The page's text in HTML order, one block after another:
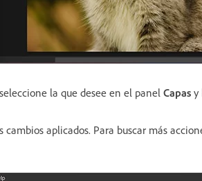
la que desee en el panel Capas y
cambios aplicados. Para buscar más